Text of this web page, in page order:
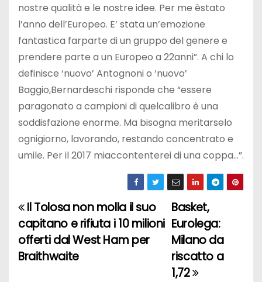
nostre qualità e le nostre idee. Per me èstato
l’anno dell’Europeo. E’ stata un’emozione
fantastica farparte di un gruppo del genere e
prendere parte a un Europeo a 22anni”. A chi lo
definisce ‘nuovo’ Antognoni o ‘nuovo’
Baggio,Bernardeschi risponde che “essere
paragonato a campioni di quelcalibro è una
soddisfazione enorme. Ma bisogna meritarselo
ognigiorno, lavorando, restando concentrato e
umile. Per il 2017 miaccontenterei di una coppa…”.
N
a
v
Basket,
Eurolega:
Milano da
riscatto a
1,72
Il Tolosa non molla il suo
capitano e rifiuta i 10 milioni
offerti dal West Ham per
Braithwaite